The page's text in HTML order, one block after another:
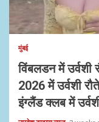
1 min read
मुंबई
विंबलडन में उर्वशी
2026 में उर्वशी
इंग्लैंड क्लब में